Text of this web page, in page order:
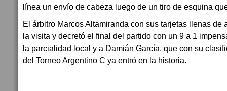
línea un envío de cabeza luego de un tiro de esquina
El árbitro Marcos Altamiranda con sus tarjetas llenas de
la visita y decretó el final del partido con un 9 a 1
la parcialidad local y a Damián García, que con su
del Torneo Argentino C ya entró en la historia.